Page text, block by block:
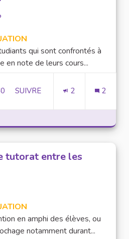
qui sont confrontés à
en note de leurs cours...
30 ABONNÉS
SUIVRE 2 2
tutorat entre les
en amphi des élèves, ou
notamment durant...